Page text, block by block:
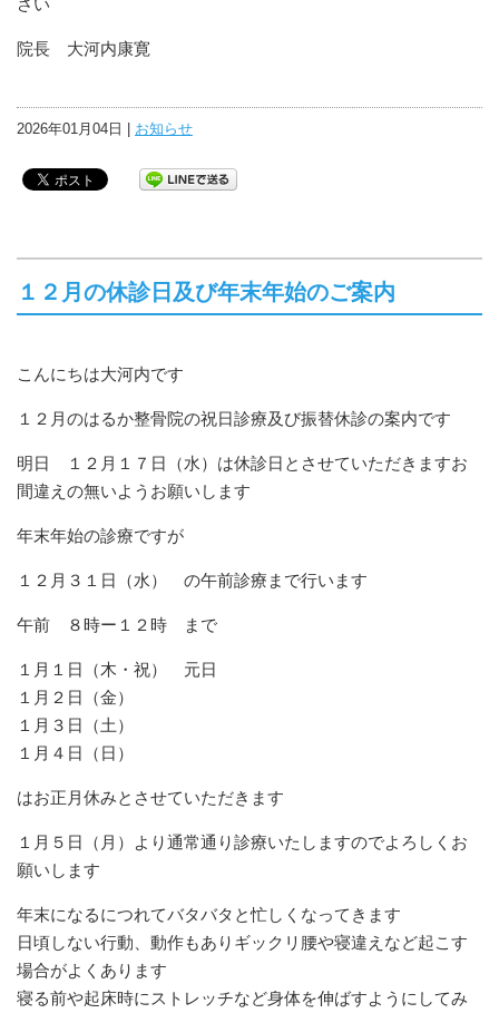
院長 大河内康寛
2026年01月04日 | お知らせ
１２月の休診日及び年末年始のご案内
こんにちは大河内です
１２月のはるか整骨院の祝日診療及び振替休診の案内です
明日 １２月１７日（水）は休診日とさせていただきますお
間違えの無いようお願いします
年末年始の診療ですが
１２月３１日（水） の午前診療まで行います
午前 ８時ー１２時 まで
１月１日（木・祝） 元日
１月２日（金）
１月３日（土）
１月４日（日）
はお正月休みとさせていただきます
１月５日（月）より通常通り診療いたしますのでよろしくお
願いします
年末になるにつれてバタバタと忙しくなってきます
日頃しない行動、動作もありギックリ腰や寝違えなど起こす
場合がよくあります
寝る前や起床時にストレッチなど身体を伸ばすようにしてみ